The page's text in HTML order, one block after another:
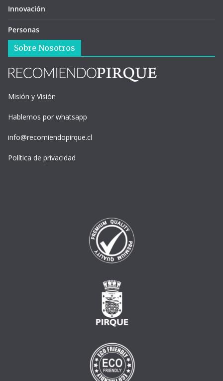
Innovación
Personas
Sobre Nosotros
Misión y Visión
Hablemos por whatsapp
info@recomiendopirque.cl
Política de privacidad